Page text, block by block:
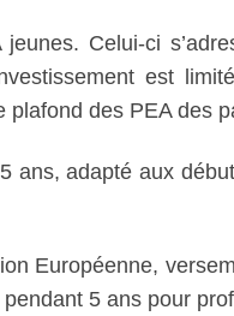
Celui-ci
est
plafond des PEA des
ans, adapté aux
Européenne,
5 ans pour